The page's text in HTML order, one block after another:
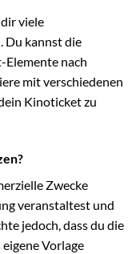
viele
Du kannst die
Elemente nach
mit verschiedenen
Kinoticket zu
Zwecke
veranstaltest und
jedoch, dass du die
Vorlage